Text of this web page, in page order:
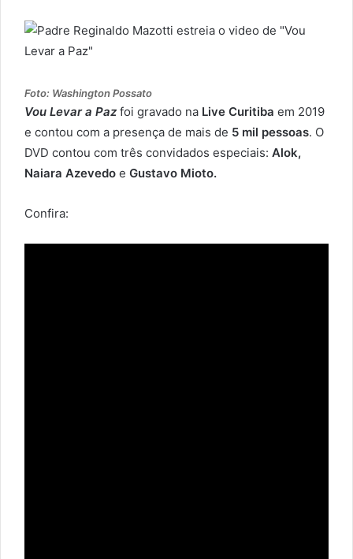
Foto: Washington Possato
Vou Levar a Paz foi gravado na Live Curitiba em 2019
e contou com a presença de mais de 5 mil pessoas. O
DVD contou com três convidados especiais: Alok,
Naiara Azevedo e Gustavo Mioto.
Confira: